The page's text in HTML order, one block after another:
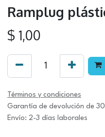
Ramplug
$ 1,00
Términos y condiciones
Garantía de devolución de
Envío: 2-3 días laborales